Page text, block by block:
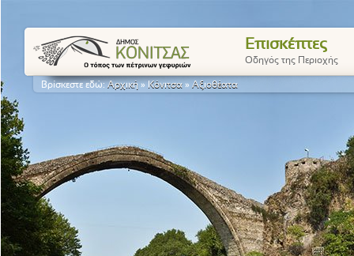
Επισκέπτες
Οδηγός της Περιοχής
Βρίσκεστε εδώ:Αρχική » Κόνιτσα » Αξιοθέατα